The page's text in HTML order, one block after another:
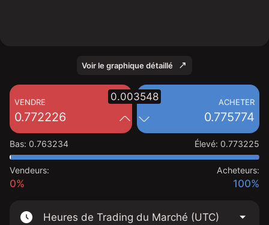
Voir le graphique détaillé
VENDRE
0.772226
ACHETER
0.775774
0.003548
Bas: 0.763234 Élevé: 0.773225
Vendeurs:
0%
Acheteurs:
100%
Heures de Trading du Marché (UTC)